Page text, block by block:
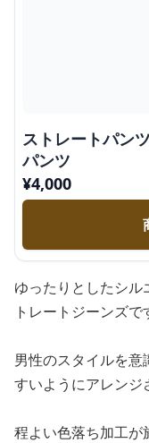
ストレートパン
パンツ
¥4,000
ゆったりとしたシル
トレートジーンズで
男性のスタイルを
すいようにアレンジ
程よい色落ち加工が